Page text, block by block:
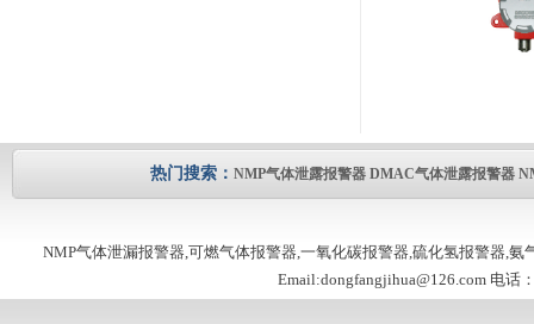
热门搜索： NMP气体泄露报警器 DMAC气体泄露报警器
NMP气体泄漏报警器,可燃气体报警器,一氧化碳报警器,硫化氢报警器,
Email:dongfangjihua@126.com 电话